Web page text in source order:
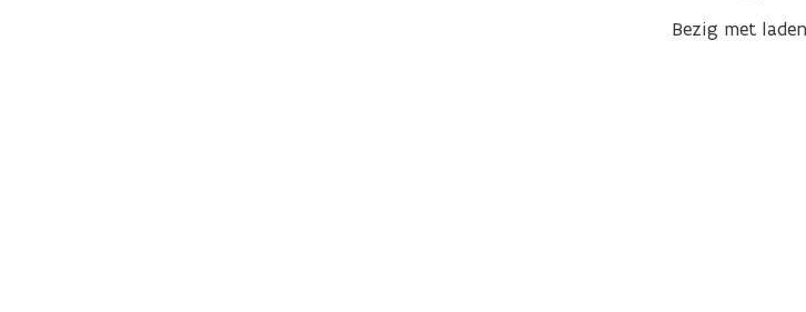
Bezig met